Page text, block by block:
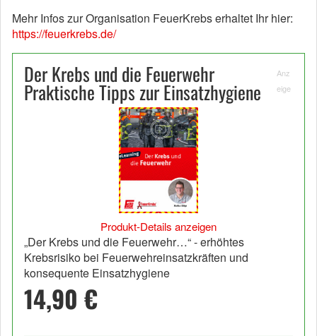
Mehr Infos zur Organisation FeuerKrebs erhaltet Ihr hier:
https://feuerkrebs.de/
Der Krebs und die Feuerwehr
Praktische Tipps zur Einsatzhygiene
Anz
eige
Produkt-Details anzeigen
„Der Krebs und die Feuerwehr…“ - erhöhtes
Krebsrisiko bei Feuerwehreinsatzkräften und
konsequente Einsatzhygiene
14,90 €